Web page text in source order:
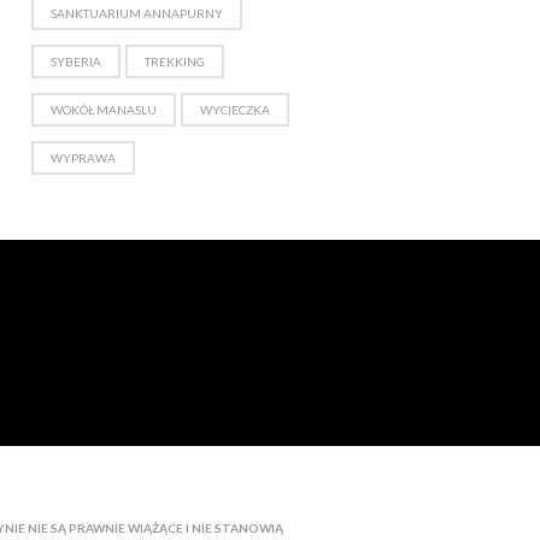
SANKTUARIUM ANNAPURNY
SYBERIA TREKKING
WOKÓŁ MANASLU WYCIECZKA
WYPRAWA
NIE SĄ PRAWNIE WIĄŻĄCE I NIE STANOWIĄ